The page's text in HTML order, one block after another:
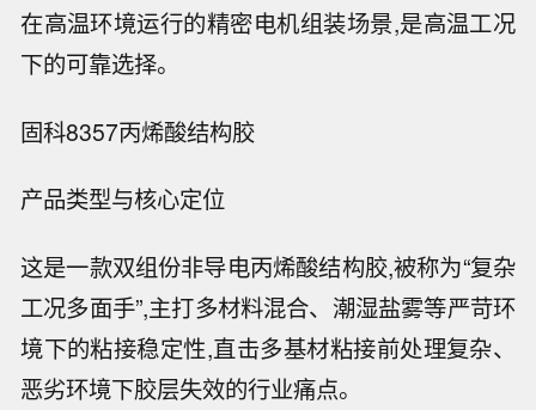
在高温环境运行的精密电机组装场景,是高温工况
下的可靠选择。
固科8357丙烯酸结构胶
产品类型与核心定位
这是一款双组份非导电丙烯酸结构胶,被称为“复杂
工况多面手”,主打多材料混合、潮湿盐雾等严苛环
境下的粘接稳定性,直击多基材粘接前处理复杂、
恶劣环境下胶层失效的行业痛点。